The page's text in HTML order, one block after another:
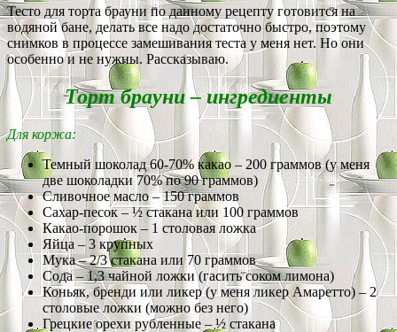
Тесто для торта брауни по данному рецепту готовится на
водяной бане, делать все надо достаточно быстро, поэтому
снимков в процессе замешивания теста у меня нет. Но они
особенно и не нужны. Рассказываю.
Торт брауни – ингредиенты
Для коржа:
Темный шоколад 60-70% какао – 200 граммов (у меня
две шоколадки 70% по 90 граммов)
Сливочное масло – 150 граммов
Сахар-песок – ½ стакана или 100 граммов
Какао-порошок – 1 столовая ложка
Яйца – 3 крупных
Мука – 2/3 стакана или 70 граммов
Сода – 1,3 чайной ложки (гасить соком лимона)
Коньяк, бренди или ликер (у меня ликер Амаретто) – 2
столовые ложки (можно без него)
Грецкие орехи рубленные – ½ стакана